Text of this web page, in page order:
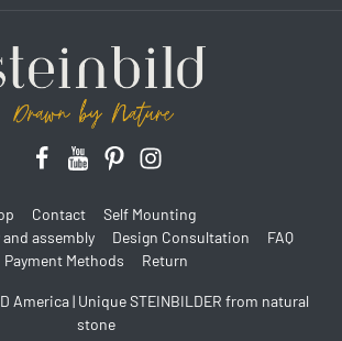
America | Unique STEINBILDER from natural
stone
Contact
Self Mounting
assembly
Design Consultation
FAQ
Payment Methods
Return